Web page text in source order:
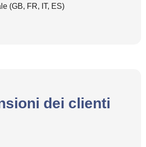
(GB, FR, IT, ES)
dei clienti